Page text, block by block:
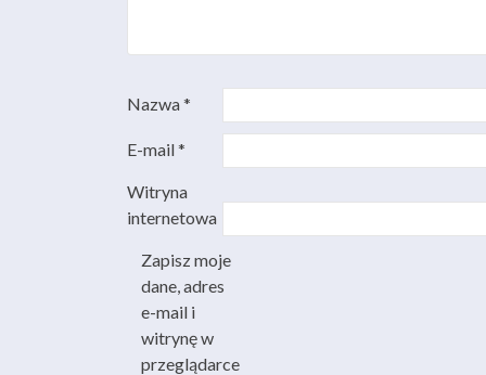
Nazwa*
E-mail*
Witryna
internetowa
Zapisz moje
dane, adres
e-mail i
witrynę w
przeglądarce